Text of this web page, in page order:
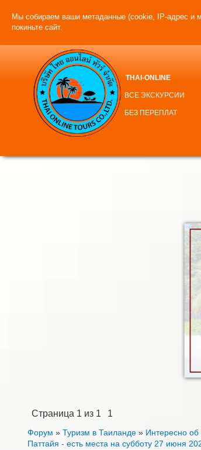
Мы собираем ваши метаданные (cookie, IP-адрес и
покиньте сайт.
THAI-ONLINE
ВСЕ ЭКСКУРСИИ
БЕЗ ПЕРЕПЛАТ
Страница 1 из 1 1
Форум » Туризм в Таиланде » Интересно об
Паттайя - есть места на субботу 27 июня